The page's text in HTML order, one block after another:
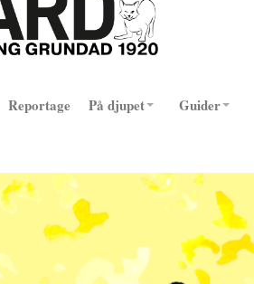
Reportage På djupet Guider